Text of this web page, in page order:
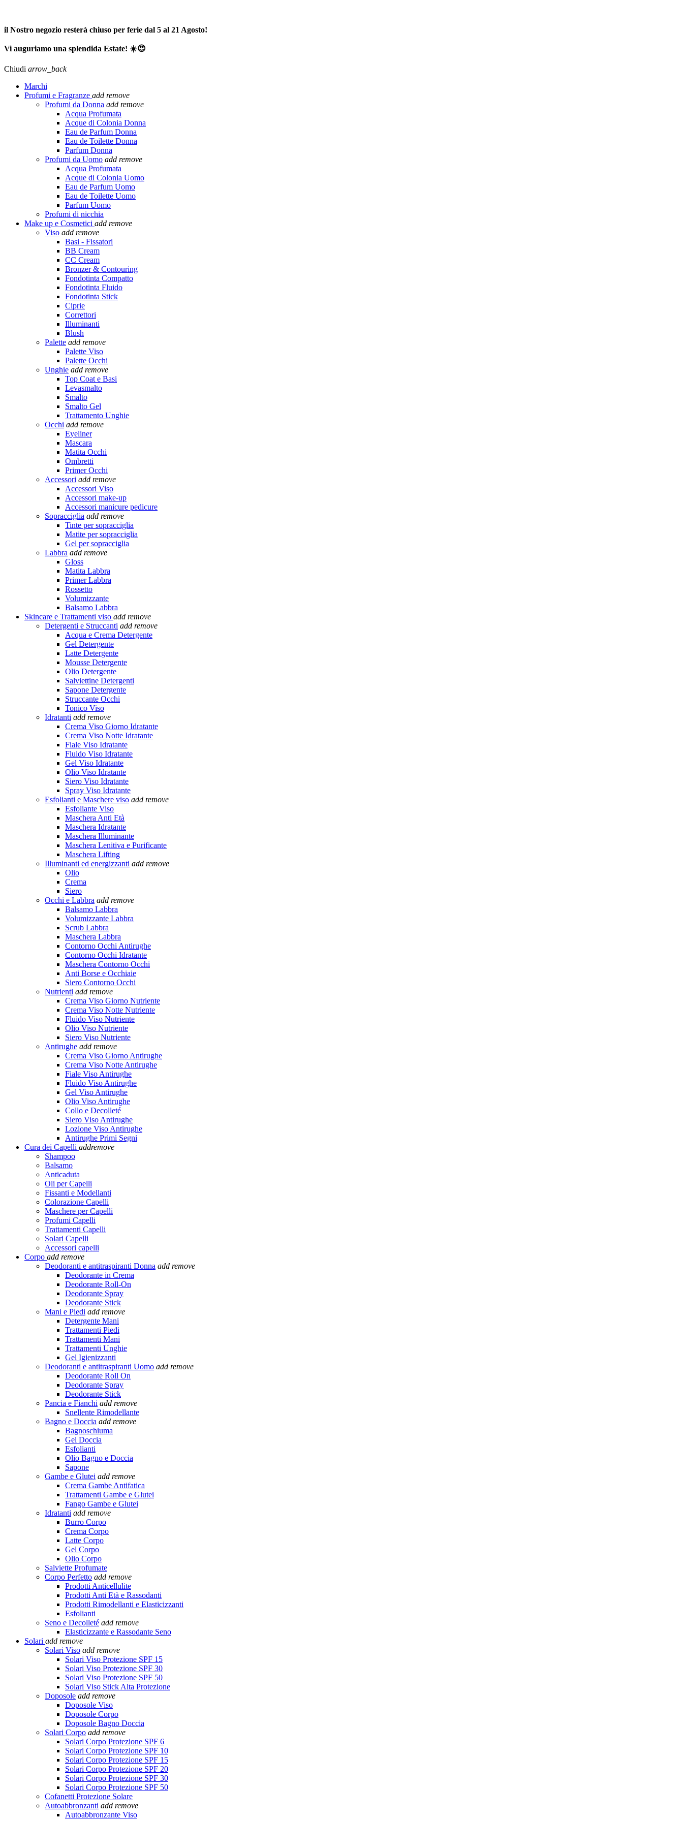
il Nostro negozio resterà chiuso per ferie dal 5 al 21 Agosto!
Vi auguriamo una splendida Estate! ☀️😍
Chiudi arrow_back
Marchi
Profumi e Fragranze add remove
Profumi da Donna add remove
Acqua Profumata
Acque di Colonia Donna
Eau de Parfum Donna
Eau de Toilette Donna
Parfum Donna
Profumi da Uomo add remove
Acqua Profumata
Acque di Colonia Uomo
Eau de Parfum Uomo
Eau de Toilette Uomo
Parfum Uomo
Profumi di nicchia
Make up e Cosmetici add remove
Viso add remove
Basi - Fissatori
BB Cream
CC Cream
Bronzer & Contouring
Fondotinta Compatto
Fondotinta Fluido
Fondotinta Stick
Ciprie
Correttori
Illuminanti
Blush
Palette add remove
Palette Viso
Palette Occhi
Unghie add remove
Top Coat e Basi
Levasmalto
Smalto
Smalto Gel
Trattamento Unghie
Occhi add remove
Eyeliner
Mascara
Matita Occhi
Ombretti
Primer Occhi
Accessori add remove
Accessori Viso
Accessori make-up
Accessori manicure pedicure
Sopracciglia add remove
Tinte per sopracciglia
Matite per sopracciglia
Gel per sopracciglia
Labbra add remove
Gloss
Matita Labbra
Primer Labbra
Rossetto
Volumizzante
Balsamo Labbra
Skincare e Trattamenti viso add remove
Detergenti e Struccanti add remove
Acqua e Crema Detergente
Gel Detergente
Latte Detergente
Mousse Detergente
Olio Detergente
Salviettine Detergenti
Sapone Detergente
Struccante Occhi
Tonico Viso
Idratanti add remove
Crema Viso Giorno Idratante
Crema Viso Notte Idratante
Fiale Viso Idratante
Fluido Viso Idratante
Gel Viso Idratante
Olio Viso Idratante
Siero Viso Idratante
Spray Viso Idratante
Esfolianti e Maschere viso add remove
Esfoliante Viso
Maschera Anti Età
Maschera Idratante
Maschera Illuminante
Maschera Lenitiva e Purificante
Maschera Lifting
Illuminanti ed energizzanti add remove
Olio
Crema
Siero
Occhi e Labbra add remove
Balsamo Labbra
Volumizzante Labbra
Scrub Labbra
Maschera Labbra
Contorno Occhi Antirughe
Contorno Occhi Idratante
Maschera Contorno Occhi
Anti Borse e Occhiaie
Siero Contorno Occhi
Nutrienti add remove
Crema Viso Giorno Nutriente
Crema Viso Notte Nutriente
Fluido Viso Nutriente
Olio Viso Nutriente
Siero Viso Nutriente
Antirughe add remove
Crema Viso Giorno Antirughe
Crema Viso Notte Antirughe
Fiale Viso Antirughe
Fluido Viso Antirughe
Gel Viso Antirughe
Olio Viso Antirughe
Collo e Decolleté
Siero Viso Antirughe
Lozione Viso Antirughe
Antirughe Primi Segni
Cura dei Capelli addremove
Shampoo
Balsamo
Anticaduta
Oli per Capelli
Fissanti e Modellanti
Colorazione Capelli
Maschere per Capelli
Profumi Capelli
Trattamenti Capelli
Solari Capelli
Accessori capelli
Corpo add remove
Deodoranti e antitraspiranti Donna add remove
Deodorante in Crema
Deodorante Roll-On
Deodorante Spray
Deodorante Stick
Mani e Piedi add remove
Detergente Mani
Trattamenti Piedi
Trattamenti Mani
Trattamenti Unghie
Gel Igienizzanti
Deodoranti e antitraspiranti Uomo add remove
Deodorante Roll On
Deodorante Spray
Deodorante Stick
Pancia e Fianchi add remove
Snellente Rimodellante
Bagno e Doccia add remove
Bagnoschiuma
Gel Doccia
Esfolianti
Olio Bagno e Doccia
Sapone
Gambe e Glutei add remove
Crema Gambe Antifatica
Trattamenti Gambe e Glutei
Fango Gambe e Glutei
Idratanti add remove
Burro Corpo
Crema Corpo
Latte Corpo
Gel Corpo
Olio Corpo
Salviette Profumate
Corpo Perfetto add remove
Prodotti Anticellulite
Prodotti Anti Età e Rassodanti
Prodotti Rimodellanti e Elasticizzanti
Esfolianti
Seno e Decolleté add remove
Elasticizzante e Rassodante Seno
Solari add remove
Solari Viso add remove
Solari Viso Protezione SPF 15
Solari Viso Protezione SPF 30
Solari Viso Protezione SPF 50
Solari Viso Stick Alta Protezione
Doposole add remove
Doposole Viso
Doposole Corpo
Doposole Bagno Doccia
Solari Corpo add remove
Solari Corpo Protezione SPF 6
Solari Corpo Protezione SPF 10
Solari Corpo Protezione SPF 15
Solari Corpo Protezione SPF 20
Solari Corpo Protezione SPF 30
Solari Corpo Protezione SPF 50
Cofanetti Protezione Solare
Autoabbronzanti add remove
Autoabbronzante Viso